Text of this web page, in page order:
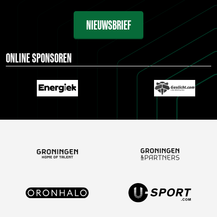
NIEUWSBRIEF
ONLINE SPONSOREN